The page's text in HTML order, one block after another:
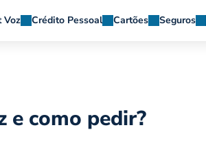
Voz Crédito Pessoal Cartões Seguros
e como pedir?